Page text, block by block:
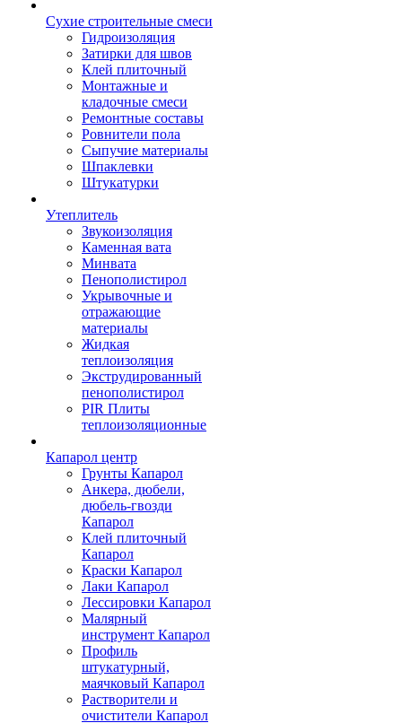
Сухие строительные смеси
Гидроизоляция
Затирки для швов
Клей плиточный
Монтажные и
кладочные смеси
Ремонтные составы
Ровнители пола
Сыпучие материалы
Шпаклевки
Штукатурки
Утеплитель
Звукоизоляция
Каменная вата
Минвата
Пенополистирол
Укрывочные и
отражающие
материалы
Жидкая
теплоизоляция
Экструдированный
пенополистирол
PIR Плиты
теплоизоляционные
Капарол центр
Грунты Капарол
Анкера, дюбели,
дюбель-гвозди
Капарол
Клей плиточный
Капарол
Краски Капарол
Лаки Капарол
Лессировки Капарол
Малярный
инструмент Капарол
Профиль
штукатурный,
маячковый Капарол
Растворители и
очистители Капарол